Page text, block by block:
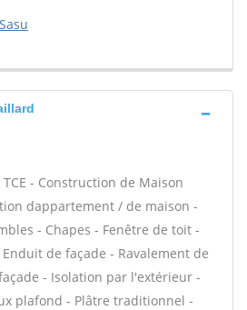
Sasu
- Construction de Maison
dappartement / de maison -
- Chapes - Fenêtre de toit -
de façade - Ravalement de
- Isolation par l'extérieur -
plafond - Plâtre traditionnel -